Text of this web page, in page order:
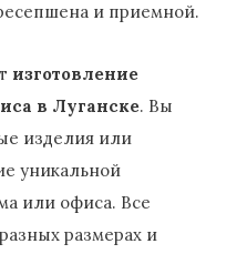
и приемной.
изготовление
в Луганске. Вы
изделия или
уникальной
или офиса. Все
размерах и